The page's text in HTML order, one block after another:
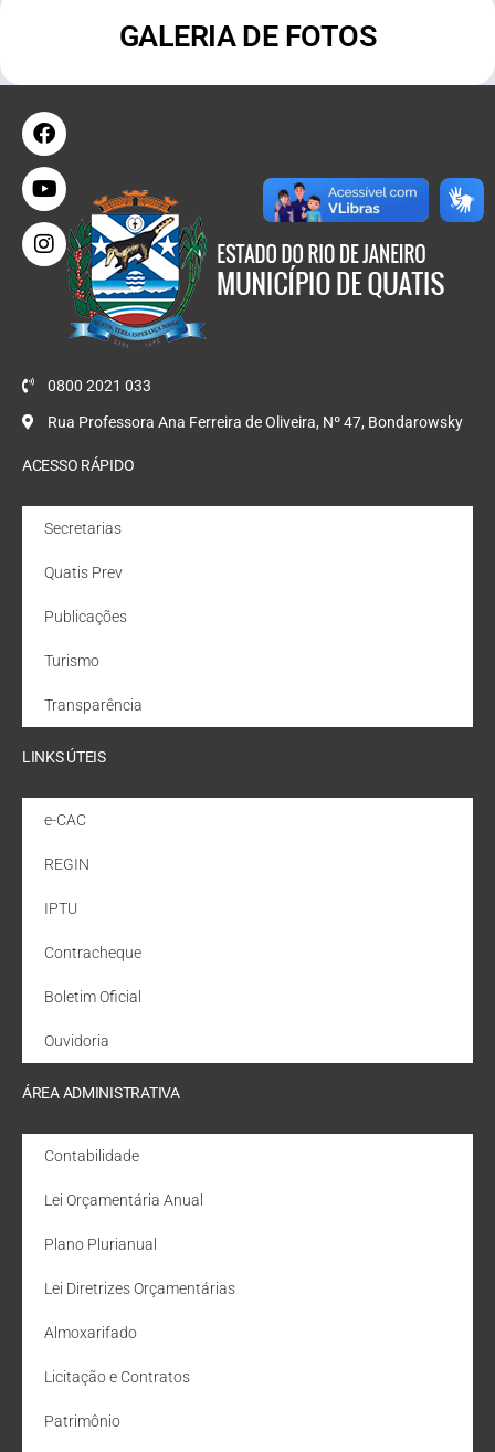
GALERIA DE FOTOS
0800 2021 033
Rua Professora Ana Ferreira de Oliveira, Nº 47, Bondarowsky
ACESSO RÁPIDO
Secretarias
Quatis Prev
Publicações
Turismo
Transparência
LINKS ÚTEIS
e-CAC
REGIN
IPTU
Contracheque
Boletim Oficial
Ouvidoria
ÁREA ADMINISTRATIVA
Contabilidade
Lei Orçamentária Anual
Plano Plurianual
Lei Diretrizes Orçamentárias
Almoxarifado
Licitação e Contratos
Patrimônio